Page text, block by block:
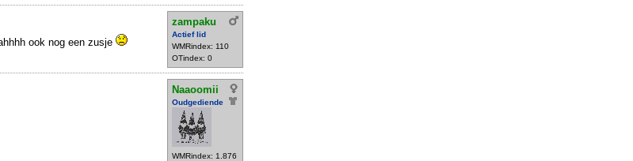
zampaku
Actief lid
WMRindex: 110
OTindex: 0
ook nog een zusje
Naaoomii
Oudgediende
WMRindex: 1.876